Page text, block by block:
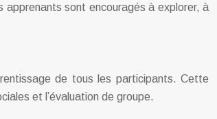
sont encouragés à explorer, à
de tous les participants. Cette
et l’évaluation de groupe.